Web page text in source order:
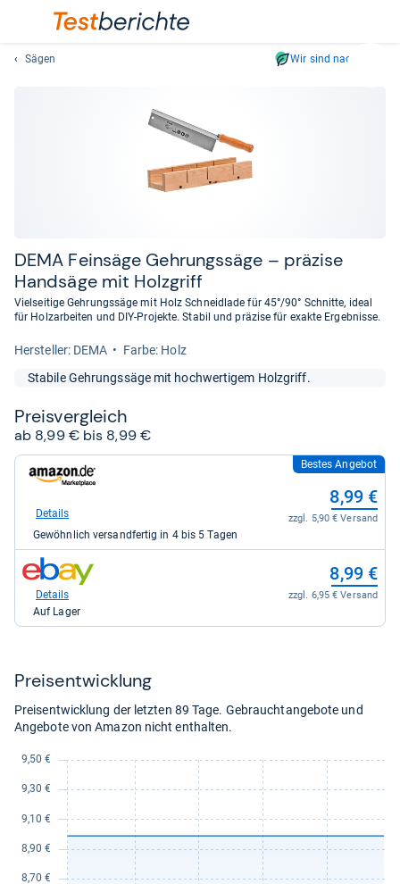
sich
Sägen Wir sind nachhaltig
DEMA Fein­säge Geh­rungs­säge – prä­zise
Hand­säge mit Holz­griff
Vielseitige Gehrungssäge mit Holz Schneidlade für 45°/90° Schnitte, ideal
für Holzarbeiten und DIY-Projekte. Stabil und präzise für exakte Ergebnisse.
Her­stel­ler: DEMA
Farbe: Holz
Stabile Gehrungssäge mit hochwertigem Holzgriff.
Preis­ver­gleich
ab 8,99 € bis 8,99 €
zum
Shop:
Amazon.de
8,99
kaufen.
Bestes Angebot
8,99 €
zzgl. 5,90 € Versand
Details
Gewöhnlich versandfertig in 4 bis 5 Tagen
zum
Shop:
eBay
8,99 €
zzgl. 6,95 € Versand
Details
Auf Lager
Preis­ent­wick­lung
Preisentwicklung der letzten 89 Tage. Gebrauchtangebote und
Angebote von Amazon nicht enthalten.